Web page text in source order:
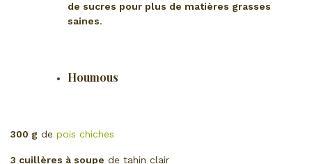
de sucres pour plus de matières grasses
saines.
Houmous
300 g de pois chiches
3 cuillères à soupe de tahin clair